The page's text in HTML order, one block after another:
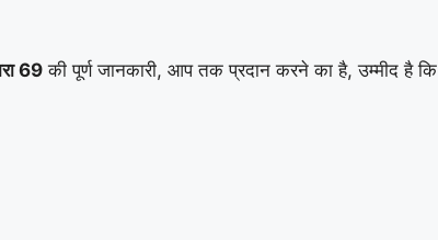
69 की पूर्ण जानकारी, आप तक प्रदान करने का है, उम्मीद है